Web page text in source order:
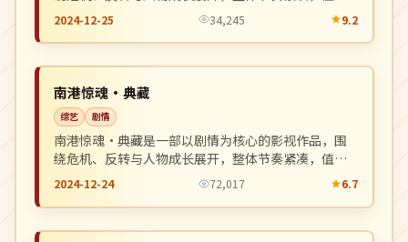
推荐观看。
2024-12-25 34,245 9.2
英国
南港惊魂·典藏
综艺 剧情
南港惊魂·典藏是一部以剧情为核心的影视作品，围
绕危机、反转与人物成长展开，整体节奏紧凑，值得
推荐观看。
2024-12-24 72,017 6.7